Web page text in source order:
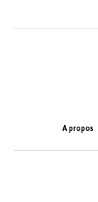
A propos